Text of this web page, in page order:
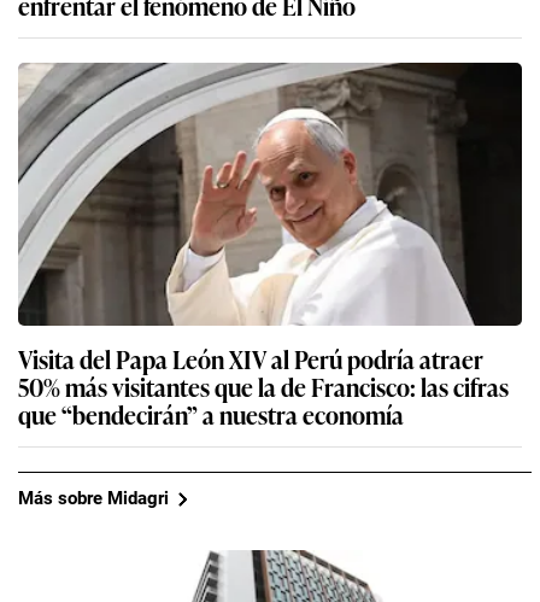
Visita del Papa León XIV al Perú podría atraer
50% más visitantes que la de Francisco: las cifras
que “bendecirán” a nuestra economía
Más sobre Midagri